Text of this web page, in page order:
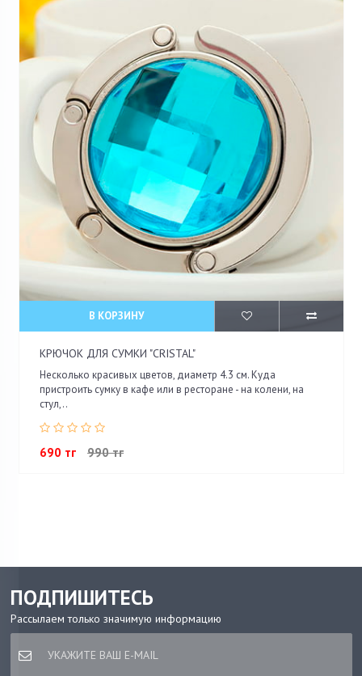
В КОРЗИНУ
КРЮЧОК ДЛЯ СУМКИ "CRISTAL"
Несколько красивых цветов, диаметр 4.3 см. Куда
пристроить сумку в кафе или в ресторане - на колени, на
стул,..
690 тг 990 тг
ПОДПИШИТЕСЬ
Рассылаем только значимую информацию